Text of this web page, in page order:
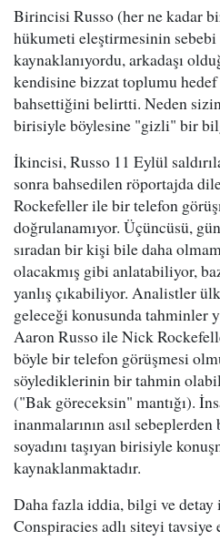
Birincisi Russo (her ne kadar
hükumeti eleştirmesinin
kaynaklanıyordu, arkadaşı
kendisine bizzat toplumu
bahsettiğini belirtti. Neden
birisiyle böylesine "gizli" bir
İkincisi, Russo 11 Eylül
sonra bahsedilen röportajda
Rockefeller ile bir telefon
doğrulanamıyor. Üçüncüsü,
sıradan bir kişi bile daha
olacakmış gibi anlatabiliyor,
yanlış çıkabiliyor. Analistler
geleceği konusunda tahminler
Aaron Russo ile Nick
böyle bir telefon görüşmesi
söylediklerinin bir tahmin
("Bak göreceksin" mantığı).
inanmalarının asıl
soyadını taşıyan birisiyle
kaynaklanmaktadır.
Daha fazla iddia, bilgi ve
Conspiracies adlı siteyi tavsiye